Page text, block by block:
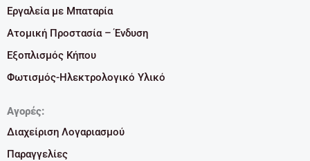
Εργαλεία με Μπαταρία
Ατομική Προστασία – Ένδυση
Εξοπλισμός Κήπου
Φωτισμός-Ηλεκτρολογικό Υλικό
Αγορές:
Διαχείριση Λογαριασμού
Παραγγελίες